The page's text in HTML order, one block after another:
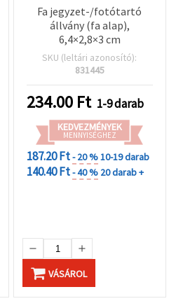
Fa jegyzet-/fotótartó
állvány (fa alap),
6,4×2,8×3 cm
SKU (leltári azonosító):
831445
234.00 Ft 1-9 darab
KEDVEZMÉNYEK
MENNYISÉGHEZ
187.20 Ft- 20 %10-19 darab
140.40 Ft- 40 % 20 darab +
VÁSÁROL